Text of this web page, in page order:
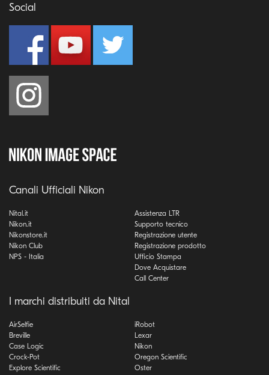
Social
Canali Ufficiali Nikon
Nital.it
Nikon.it
Nikonstore.it
Nikon Club
NPS - Italia
Assistenza LTR
Supporto tecnico
Registrazione utente
Registrazione prodotto
Ufficio Stampa
Dove Acquistare
Call Center
I marchi distribuiti da Nital
AirSelfie
Breville
Case Logic
Crock-Pot
Explore Scientific
iRobot
Lexar
Nikon
Oregon Scientific
Oster